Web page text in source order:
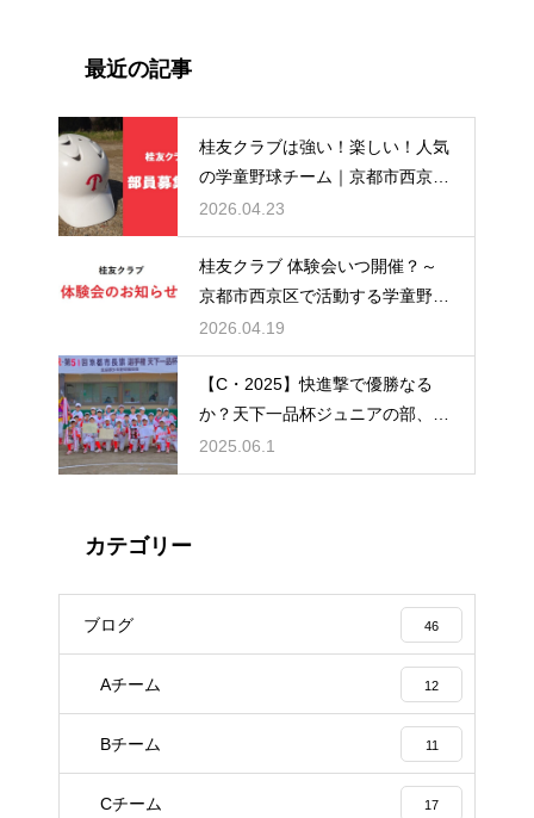
最近の記事
桂友クラブは強い！楽しい！人気
の学童野球チーム｜京都市西京
区・桂徳・桂川・川岡・桂小学校
区の小学生集まれ！
2026.04.23
桂友クラブ 体験会いつ開催？～
京都市西京区で活動する学童野球
チーム～
2026.04.19
【C・2025】快進撃で優勝なる
か？天下一品杯ジュニアの部、桂
友クラブCチームの戦績
2025.06.1
カテゴリー
ブログ 46
Aチーム 12
Bチーム 11
Cチーム 17